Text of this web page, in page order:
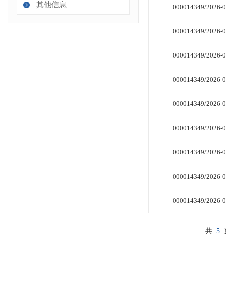
其他信息